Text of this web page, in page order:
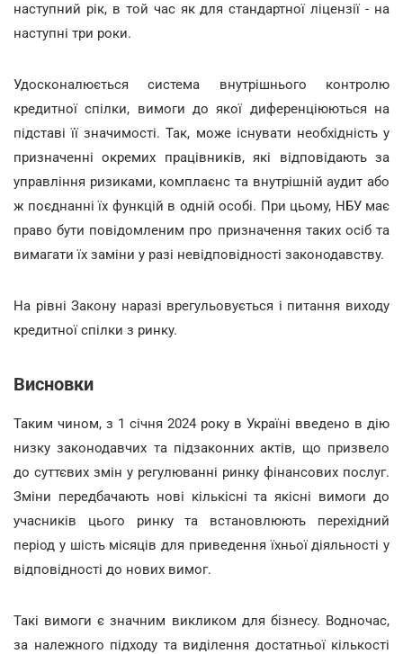
наступний рік, в той час як для стандартної ліцензії - на
наступні три роки.
Удосконалюється система внутрішнього контролю
кредитної спілки, вимоги до якої диференціюються на
підставі її значимості. Так, може існувати необхідність у
призначенні окремих працівників, які відповідають за
управління ризиками, комплаєнс та внутрішній аудит або
ж поєднанні їх функцій в одній особі. При цьому, НБУ має
право бути повідомленим про призначення таких осіб та
вимагати їх заміни у разі невідповідності законодавству.
На рівні Закону наразі врегульовується і питання виходу
кредитної спілки з ринку.
Висновки
Таким чином, з 1 січня 2024 року в Україні введено в дію
низку законодавчих та підзаконних актів, що призвело
до суттєвих змін у регулюванні ринку фінансових послуг.
Зміни передбачають нові кількісні та якісні вимоги до
учасників цього ринку та встановлюють перехідний
період у шість місяців для приведення їхньої діяльності у
відповідності до нових вимог.
Такі вимоги є значним викликом для бізнесу. Водночас,
за належного підходу та виділення достатньої кількості